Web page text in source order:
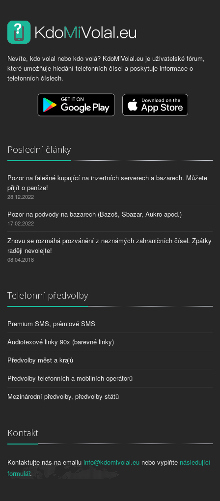
Nevíte, kdo volal nebo kdo volá? KdoMiVolal.eu je uživatelské fórum,
které umožňuje hledání telefonních čísel a poskytuje informace o
telefonních číslech.
Poslední články
Pozor na falešné kupující na inzertních serverech a bazarech. Můžete
přijít o peníze!
28.12.2022
Pozor na podvody na bazarech (Bazoš, Sbazar, Aukro apod.)
17.02.2022
Znovu se rozmáhá prozvánění z neznámých zahraničních čísel. Zpátky
raději nevolejte!
08.04.2018
Telefonní předvolby
Premium SMS, prémiové SMS
Audiotexové linky 90x (barevné linky)
Předvolby měst a krajů
Předvolby telefonních a mobilních operátorů
Mezinárodní předvolby, předvolby států
Kontakt
Kontaktujte nás na emailu info@kdomivolal.eu nebo vyplňte následující
formulář.